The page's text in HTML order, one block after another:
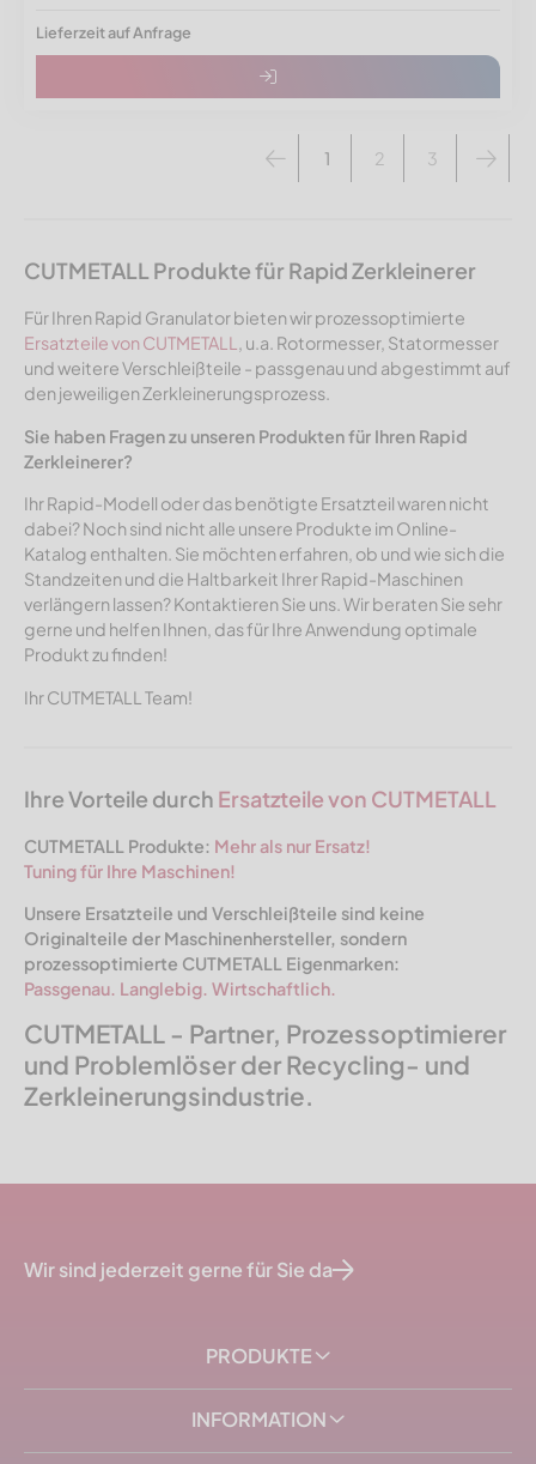
Lieferzeit auf Anfrage
1 2 3
CUTMETALL Produkte für Rapid Zerkleinerer
Für Ihren Rapid Granulator bieten wir prozessoptimierte
Ersatzteile von CUTMETALL , u.a. Rotormesser, Statormesser
und weitere Verschleißteile - passgenau und abgestimmt auf
den jeweiligen Zerkleinerungsprozess.
Sie haben Fragen zu unseren Produkten für Ihren Rapid
Zerkleinerer?
Ihr Rapid-Modell oder das benötigte Ersatzteil waren nicht
dabei? Noch sind nicht alle unsere Produkte im Online-
Katalog enthalten. Sie möchten erfahren, ob und wie sich die
Standzeiten und die Haltbarkeit Ihrer Rapid-Maschinen
verlängern lassen? Kontaktieren Sie uns. Wir beraten Sie sehr
gerne und helfen Ihnen, das für Ihre Anwendung optimale
Produkt zu finden!
Ihr CUTMETALL Team!
Ihre Vorteile durch Ersatzteile von CUTMETALL
CUTMETALL Produkte: Mehr als nur Ersatz!
Tuning für Ihre Maschinen!
Unsere Ersatzteile und Verschleißteile sind keine
Originalteile der Maschinen­hersteller, sondern
prozessoptimierte CUTMETALL Eigenmarken:
Passgenau. Langlebig. Wirtschaftlich.
CUTMETALL - Partner, Prozessoptimierer
und Problemlöser der Recycling- und
Zerkleinerungsindustrie.
Wir sind jederzeit gerne für Sie da
PRODUKTE
INFORMATION